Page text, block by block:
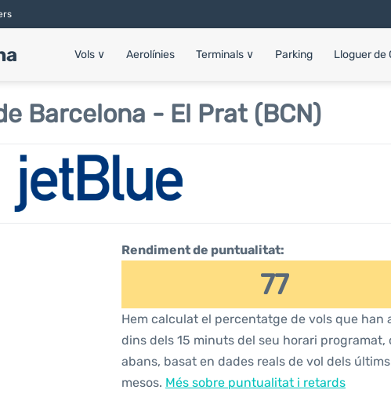
Vols ∨ Aerolínies Terminals ∨ Parking Lloguer de
Barcelona - El Prat (BCN)
Rendiment de puntualitat:
77
Hem calculat el percentatge de vols que han
dins dels 15 minuts del seu horari programat,
abans, basat en dades reals de vol dels
mesos. Més sobre puntualitat i retards